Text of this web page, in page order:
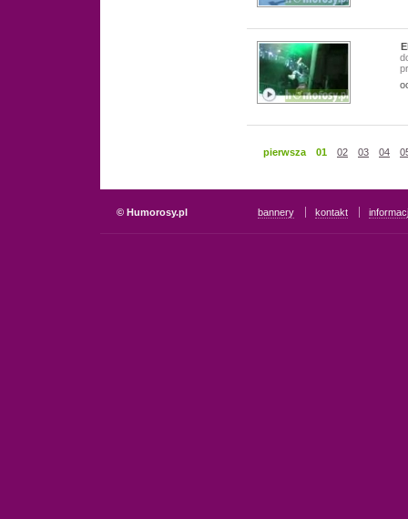
pierwsza 01 02 03 04
© Humorosy.pl bannery kontakt